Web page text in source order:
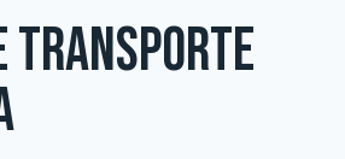
transporte